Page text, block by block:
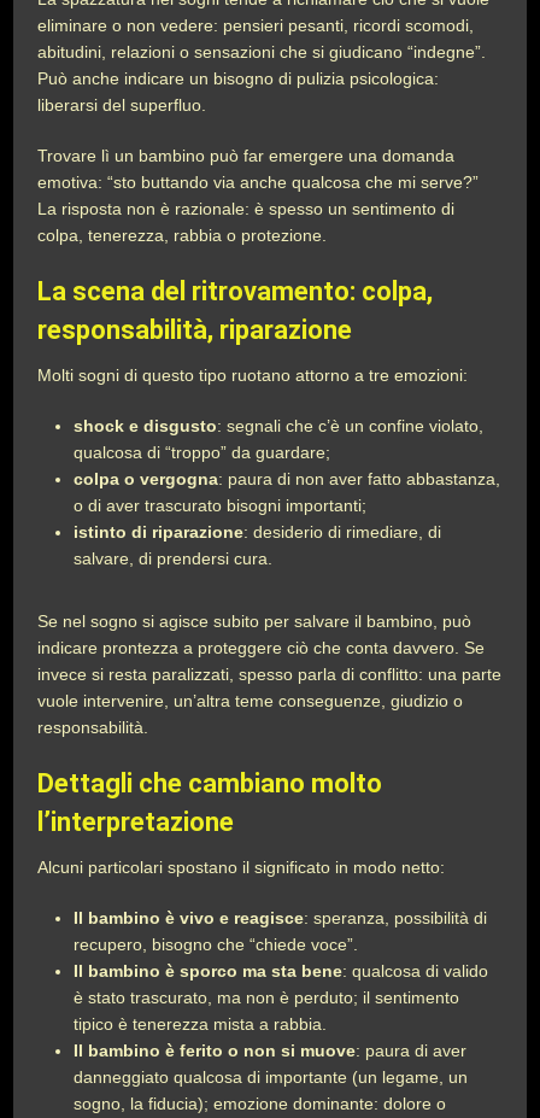
eliminare o non vedere: pensieri pesanti, ricordi scomodi,
abitudini, relazioni o sensazioni che si giudicano “indegne”.
Può anche indicare un bisogno di pulizia psicologica:
liberarsi del superfluo.
Trovare lì un bambino può far emergere una domanda
emotiva: “sto buttando via anche qualcosa che mi serve?”
La risposta non è razionale: è spesso un sentimento di
colpa, tenerezza, rabbia o protezione.
La scena del ritrovamento: colpa,
responsabilità, riparazione
Molti sogni di questo tipo ruotano attorno a tre emozioni:
shock e disgusto: segnali che c’è un confine violato,
qualcosa di “troppo” da guardare;
colpa o vergogna: paura di non aver fatto abbastanza,
o di aver trascurato bisogni importanti;
istinto di riparazione: desiderio di rimediare, di
salvare, di prendersi cura.
Se nel sogno si agisce subito per salvare il bambino, può
indicare prontezza a proteggere ciò che conta davvero. Se
invece si resta paralizzati, spesso parla di conflitto: una parte
vuole intervenire, un’altra teme conseguenze, giudizio o
responsabilità.
Dettagli che cambiano molto
l’interpretazione
Alcuni particolari spostano il significato in modo netto:
Il bambino è vivo e reagisce: speranza, possibilità di
recupero, bisogno che “chiede voce”.
Il bambino è sporco ma sta bene: qualcosa di valido
è stato trascurato, ma non è perduto; il sentimento
tipico è tenerezza mista a rabbia.
Il bambino è ferito o non si muove: paura di aver
danneggiato qualcosa di importante (un legame, un
sogno, la fiducia); emozione dominante: dolore o